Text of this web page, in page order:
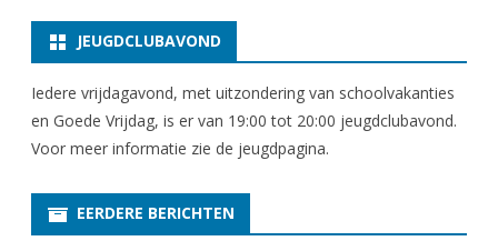
3
t
/
m
6
JEUGDCLUBAVOND
Iedere vrijdagavond, met uitzondering van schoolvakanties
en Goede Vrijdag, is er van 19:00 tot 20:00 jeugdclubavond.
Voor meer informatie zie de jeugdpagina.
EERDERE BERICHTEN